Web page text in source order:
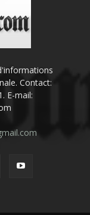
Contact:
E-mail: